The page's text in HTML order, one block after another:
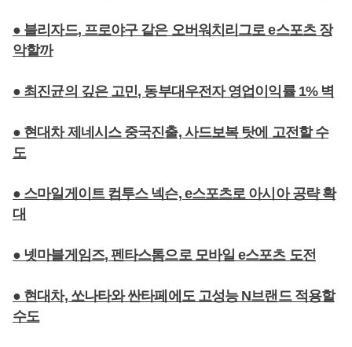
● 블리자드, 프로야구 같은 오버워치리그로 e스포츠 장
악할까
● 최진균의 깊은 고민, 동부대우전자 영업이익률 1% 벽
● 현대차 제네시스 중국진출, 사드보복 탓에 고전할 수
도
● 스마일게이트 컴투스 넥슨, e스포츠로 아시아 공략 확
대
● 넷마블게임즈, 펜타스톰으로 모바일 e스포츠 도전
● 현대차, 쏘나타와 싼타페에도 고성능 N브랜드 적용할
수도